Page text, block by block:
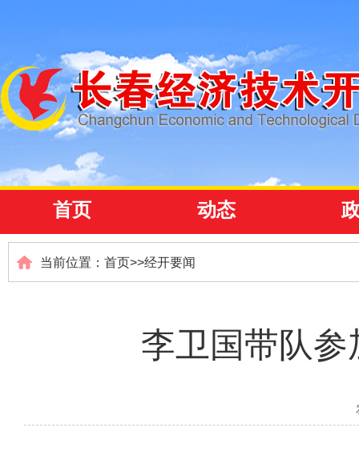
首页 动态
当前位置： 首页>>经开要闻
李卫国带队